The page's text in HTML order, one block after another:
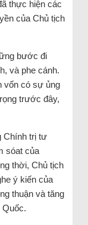
thực hiện các
của Chủ tịch
bước đi
và phe cánh.
vốn có sự ủng
trước đây,
Chính trị tư
sóat của
thời, Chủ tịch
ý kiến của
thuận và tăng